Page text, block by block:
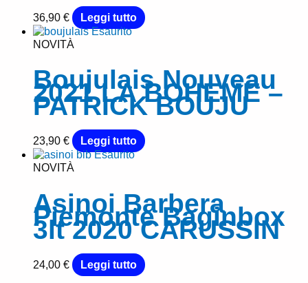
36,90 €
Leggi tutto
Esaurito
NOVITÀ
Boujulais Nouveau
2021 LA BOHEME –
PATRICK BOUJU
23,90 €
Leggi tutto
Esaurito
NOVITÀ
Asinoi Barbera
Piemonte Baginbox
3lt 2020 CARUSSIN
24,00 € Leggi tutto